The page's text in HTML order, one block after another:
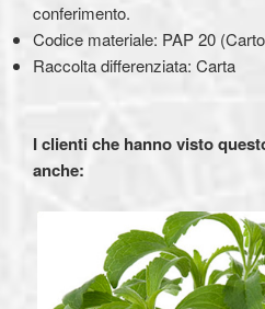
conferimento.
Codice materiale: PAP 20
Raccolta differenziata: Carta
I clienti che hanno visto
anche: